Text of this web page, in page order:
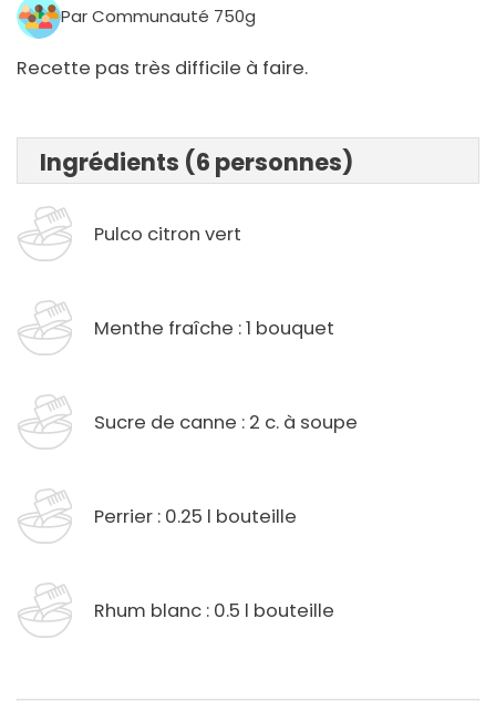
Par Communauté 750g
Recette pas très difficile à faire.
Ingrédients (6 personnes)
Pulco citron vert
Menthe fraîche : 1 bouquet
Sucre de canne : 2 c. à soupe
Perrier : 0.25 l bouteille
Rhum blanc : 0.5 l bouteille